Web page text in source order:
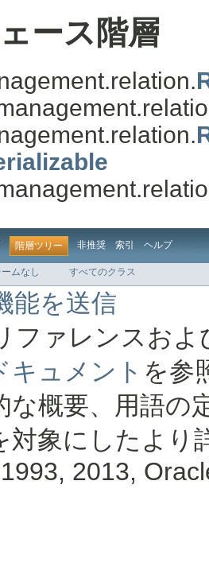
ース階層
階層ツリー 非推奨 索引 ヘルプ
ムなし すべてのクラス
能を送信
ファレンスお
キュメント を参
な概要、用語の
対象にしたより
2013,